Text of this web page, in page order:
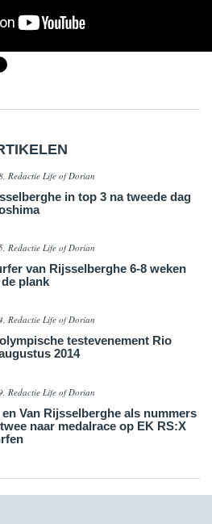
Redactie Life of Dorian
in top 3 na tweede dag
Redactie Life of Dorian
van Rijsselberghe 6-8 weken
plank
Redactie Life of Dorian
testevenement Rio
2014
Redactie Life of Dorian
Van Rijsselberghe als nummers
naar medalrace op EK RS:X